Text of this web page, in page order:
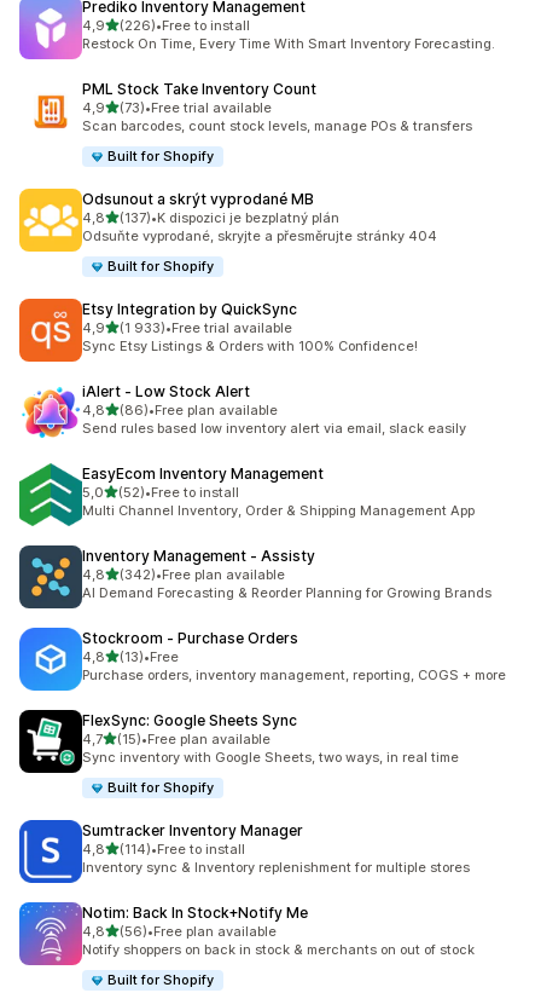
Prediko Inventory Management
4,9z 5 hvězd
(226)
Celkový počet recenzí: 226
•Free to install
Restock On Time, Every Time With Smart Inventory Forecasting.
PML Stock Take Inventory Count
4,9z 5 hvězd
(73)
Celkový počet recenzí: 73
•Free trial available
Scan barcodes, count stock levels, manage POs & transfers
Built for Shopify
Odsunout a skrýt vyprodané MB
4,8z 5 hvězd
(137)
Celkový počet recenzí: 137
•K dispozici je bezplatný plán
Odsuňte vyprodané, skryjte a přesměrujte stránky 404
Built for Shopify
Etsy Integration by QuickSync
4,9z 5 hvězd
(1 933)
Celkový počet recenzí: 1933
•Free trial available
Sync Etsy Listings & Orders with 100% Confidence!
iAlert ‑ Low Stock Alert
4,8z 5 hvězd
(86)
Celkový počet recenzí: 86
•Free plan available
Send rules based low inventory alert via email, slack easily
EasyEcom Inventory Management
5,0z 5 hvězd
(52)
Celkový počet recenzí: 52
•Free to install
Multi Channel Inventory, Order & Shipping Management App
Inventory Management ‑ Assisty
4,8z 5 hvězd
(342)
Celkový počet recenzí: 342
•Free plan available
AI Demand Forecasting & Reorder Planning for Growing Brands
Stockroom ‑ Purchase Orders
4,8z 5 hvězd
(13)
Celkový počet recenzí: 13
•Free
Purchase orders, inventory management, reporting, COGS + more
FlexSync: Google Sheets Sync
4,7z 5 hvězd
(15)
Celkový počet recenzí: 15
•Free plan available
Sync inventory with Google Sheets, two ways, in real time
Built for Shopify
Sumtracker Inventory Manager
4,8z 5 hvězd
(114)
Celkový počet recenzí: 114
•Free to install
Inventory sync & Inventory replenishment for multiple stores
Notim: Back In Stock+Notify Me
4,8z 5 hvězd
(56)
Celkový počet recenzí: 56
•Free plan available
Notify shoppers on back in stock & merchants on out of stock
Built for Shopify